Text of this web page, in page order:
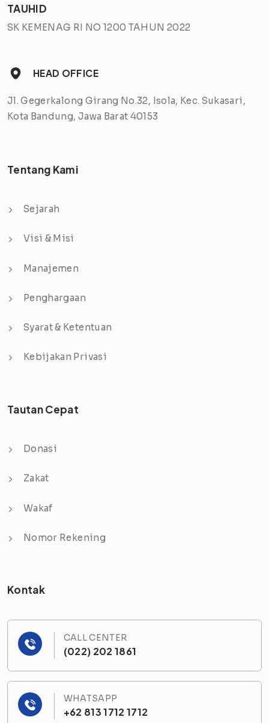
TAUHID
SK KEMENAG RI NO 1200 TAHUN 2022
HEAD OFFICE
Jl. Gegerkalong Girang No.32, Isola, Kec. Sukasari,
Kota Bandung, Jawa Barat 40153
Tentang Kami
Sejarah
Visi & Misi
Manajemen
Penghargaan
Syarat & Ketentuan
Kebijakan Privasi
Tautan Cepat
Donasi
Zakat
Wakaf
Nomor Rekening
Kontak
CALL CENTER
(022) 202 1861
WHATSAPP
+62 813 1712 1712